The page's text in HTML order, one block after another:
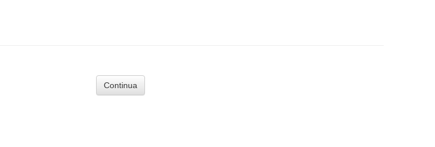
Continua